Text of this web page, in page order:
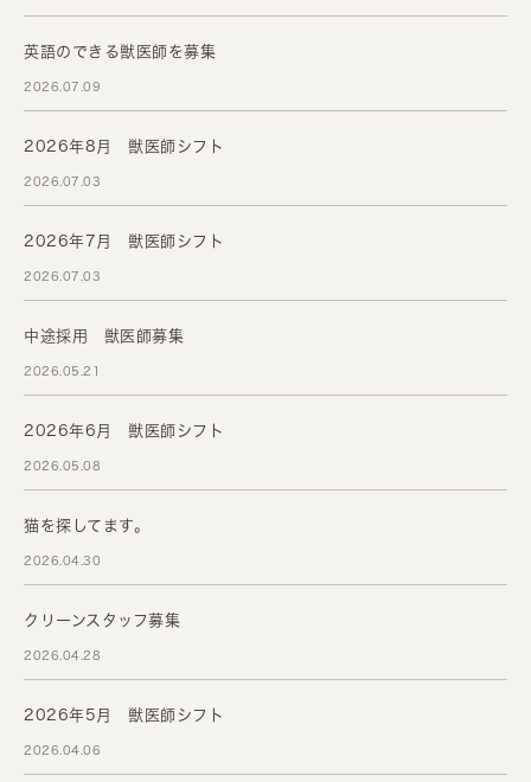
英語のできる獣医師を募集
2026.07.09
2026年8月 獣医師シフト
2026.07.03
2026年7月 獣医師シフト
2026.07.03
中途採用 獣医師募集
2026.05.21
2026年6月 獣医師シフト
2026.05.08
猫を探してます。
2026.04.30
クリーンスタッフ募集
2026.04.28
2026年5月 獣医師シフト
2026.04.06